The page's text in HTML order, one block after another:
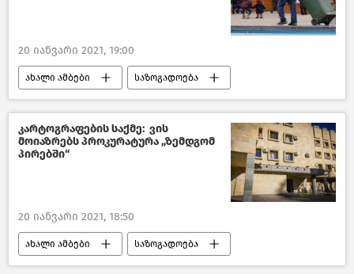
20 იანვარი 2021, 19:00
ახალი ამბები საზოგადოება
თბილისის მერია თბილისი დღეს
საქართველო
კარტოგრაფების საქმე: ვის
მოიაზრებს პროკურატურა „ზემდგომ
პირებში“
20 იანვარი 2021, 18:50
ახალი ამბები საზოგადოება
ვნებათაღელვა დავითგარეჯის ირგვლივ